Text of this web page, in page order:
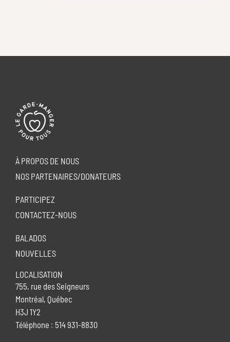
À PROPOS DE NOUS
NOS PARTENAIRES/DONATEURS
PARTICIPEZ
CONTACTEZ-NOUS
BALADOS
NOUVELLES
LOCALISATION
755, rue des Seigneurs
Montréal, Québec
H3J 1Y2
Téléphone : 514 931-8830